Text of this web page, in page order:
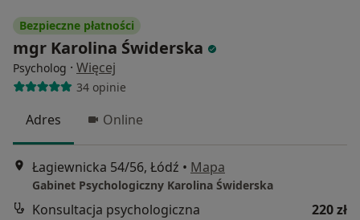
Bezpieczne płatności
mgr Karolina Świderska
Psycholog · Więcej
34 opinie
Adres Online
Łagiewnicka 54/56, Łódź • Mapa
Gabinet Psychologiczny Karolina Świderska
Konsultacja psychologiczna
220 zł